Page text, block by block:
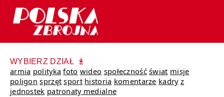
WYBIERZ DZIAŁ
armia polityka foto wideo społeczność świat misje
poligon sprzęt sport historia komentarze kadry z
jednostek patronaty medialne